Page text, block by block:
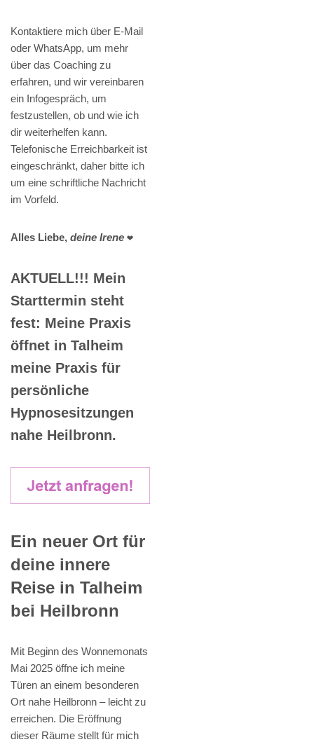
Kontaktiere mich über E-Mail
oder WhatsApp, um mehr
über das Coaching zu
erfahren, und wir vereinbaren
ein Infogespräch, um
festzustellen, ob und wie ich
dir weiterhelfen kann.
Telefonische Erreichbarkeit ist
eingeschränkt, daher bitte ich
um eine schriftliche Nachricht
im Vorfeld.
Alles Liebe, deine Irene ❤️
AKTUELL!!! Mein
Starttermin steht
fest: Meine Praxis
öffnet in Talheim
meine Praxis für
persönliche
Hypnosesitzungen
nahe Heilbronn.
Ein neuer Ort für
deine innere
Reise in Talheim
bei Heilbronn
Mit Beginn des Wonnemonats
Mai 2025 öffne ich meine
Türen an einem besonderen
Ort nahe Heilbronn – leicht zu
erreichen. Die Eröffnung
dieser Räume stellt für mich